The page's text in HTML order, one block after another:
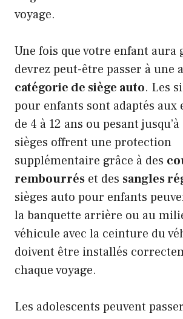
voyage.
Une fois que votre enfant aura
devrez peut-être passer à une
catégorie de siège auto. Les
pour enfants sont adaptés aux
de 4 à 12 ans ou pesant
sièges offrent une protection
supplémentaire grâce à des
rembourrés et des sangles
sièges auto pour enfants
la banquette arrière ou au
véhicule avec la ceinture du
doivent être installés
chaque voyage.
Les adolescents peuvent